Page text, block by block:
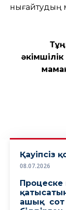
нығайтудың
әкімшілік
Қауіпсіз
08.07.2026
Процеске
ашық сот